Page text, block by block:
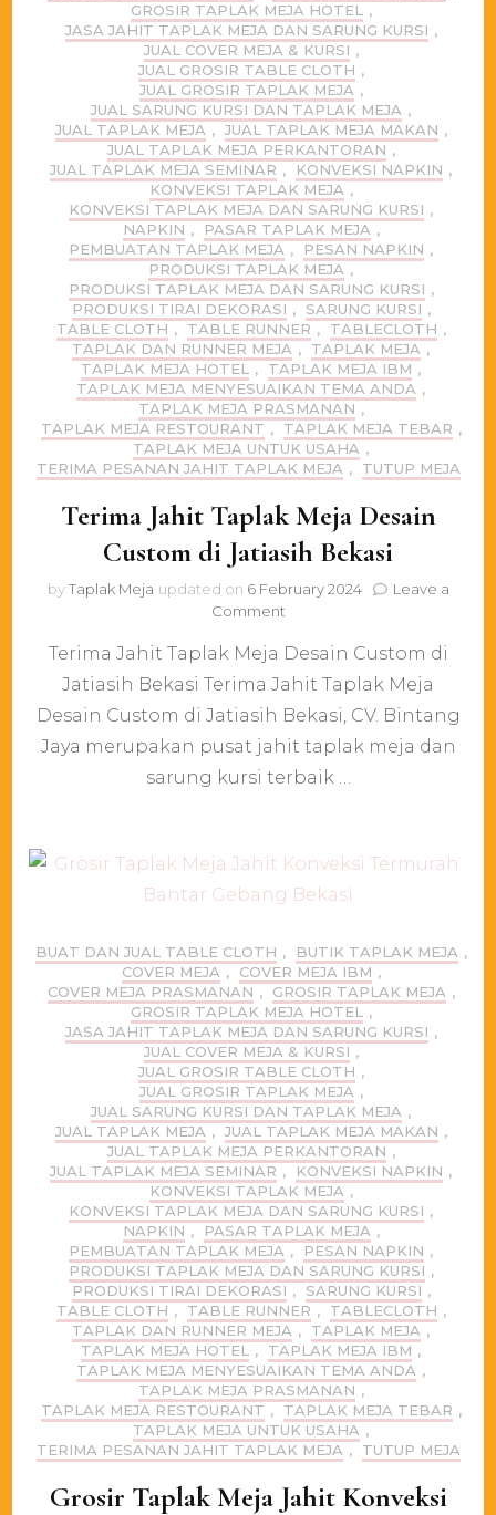
GROSIR TAPLAK MEJA HOTEL
,
JASA JAHIT TAPLAK MEJA DAN SARUNG KURSI ,
JUAL COVER MEJA & KURSI ,
JUAL GROSIR TABLE CLOTH ,
JUAL GROSIR TAPLAK MEJA ,
JUAL SARUNG KURSI DAN TAPLAK MEJA ,
JUAL TAPLAK MEJA , JUAL TAPLAK MEJA MAKAN ,
JUAL TAPLAK MEJA PERKANTORAN ,
JUAL TAPLAK MEJA SEMINAR , KONVEKSI NAPKIN ,
KONVEKSI TAPLAK MEJA ,
KONVEKSI TAPLAK MEJA DAN SARUNG KURSI ,
NAPKIN , PASAR TAPLAK MEJA ,
PEMBUATAN TAPLAK MEJA , PESAN NAPKIN ,
PRODUKSI TAPLAK MEJA ,
PRODUKSI TAPLAK MEJA DAN SARUNG KURSI ,
PRODUKSI TIRAI DEKORASI , SARUNG KURSI ,
TABLE CLOTH , TABLE RUNNER , TABLECLOTH ,
TAPLAK DAN RUNNER MEJA , TAPLAK MEJA ,
TAPLAK MEJA HOTEL
, TAPLAK MEJA IBM ,
TAPLAK MEJA MENYESUAIKAN TEMA ANDA ,
TAPLAK MEJA PRASMANAN ,
TAPLAK MEJA RESTOURANT , TAPLAK MEJA TEBAR ,
TAPLAK MEJA UNTUK USAHA ,
TERIMA PESANAN JAHIT TAPLAK MEJA , TUTUP MEJA
Terima Jahit Taplak Meja Desain
Custom di Jatiasih Bekasi
byTaplak Meja updated on 6 February 2024
Leave a
Commenton
Jahit
Taplak
Desain
Custom
Jatiasih
Terima Jahit Taplak Meja Desain Custom di
Jatiasih Bekasi Terima Jahit Taplak Meja
Desain Custom di Jatiasih Bekasi, CV. Bintang
Jaya merupakan pusat jahit taplak meja dan
sarung kursi terbaik …
BUAT DAN JUAL TABLE CLOTH , BUTIK TAPLAK MEJA ,
COVER MEJA , COVER MEJA IBM ,
COVER MEJA PRASMANAN , GROSIR TAPLAK MEJA ,
GROSIR TAPLAK MEJA HOTEL
,
JASA JAHIT TAPLAK MEJA DAN SARUNG KURSI ,
JUAL COVER MEJA & KURSI ,
JUAL GROSIR TABLE CLOTH ,
JUAL GROSIR TAPLAK MEJA ,
JUAL SARUNG KURSI DAN TAPLAK MEJA ,
JUAL TAPLAK MEJA , JUAL TAPLAK MEJA MAKAN ,
JUAL TAPLAK MEJA PERKANTORAN ,
JUAL TAPLAK MEJA SEMINAR , KONVEKSI NAPKIN ,
KONVEKSI TAPLAK MEJA ,
KONVEKSI TAPLAK MEJA DAN SARUNG KURSI ,
NAPKIN , PASAR TAPLAK MEJA ,
PEMBUATAN TAPLAK MEJA , PESAN NAPKIN ,
PRODUKSI TAPLAK MEJA DAN SARUNG KURSI ,
PRODUKSI TIRAI DEKORASI , SARUNG KURSI ,
TABLE CLOTH , TABLE RUNNER , TABLECLOTH ,
TAPLAK DAN RUNNER MEJA , TAPLAK MEJA ,
TAPLAK MEJA HOTEL
, TAPLAK MEJA IBM ,
TAPLAK MEJA MENYESUAIKAN TEMA ANDA ,
TAPLAK MEJA PRASMANAN ,
TAPLAK MEJA RESTOURANT , TAPLAK MEJA TEBAR ,
TAPLAK MEJA UNTUK USAHA ,
TERIMA PESANAN JAHIT TAPLAK MEJA , TUTUP MEJA
Grosir Taplak Meja Jahit Konveksi